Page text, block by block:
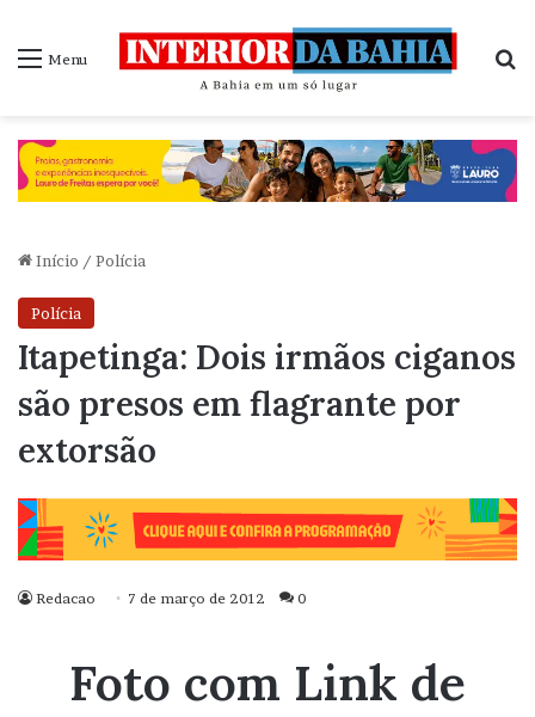
Menu
Início / Polícia
Polícia
Itapetinga: Dois irmãos ciganos
são presos em flagrante por
extorsão
Redacao 7 de março de 2012 0
Foto com Link de